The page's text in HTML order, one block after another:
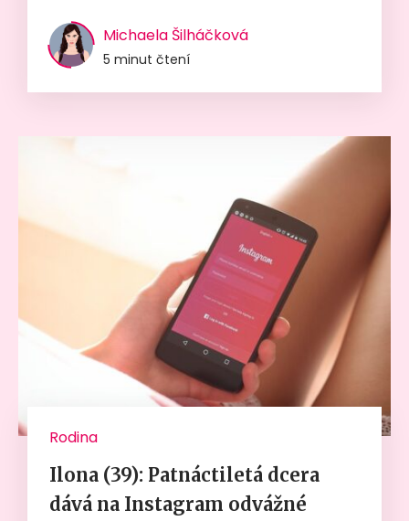
Michaela Šilháčková
5 minut čtení
Rodina
Ilona (39): Patnáctiletá dcera
dává na Instagram odvážné